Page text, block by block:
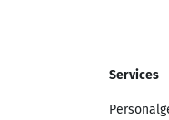
Services